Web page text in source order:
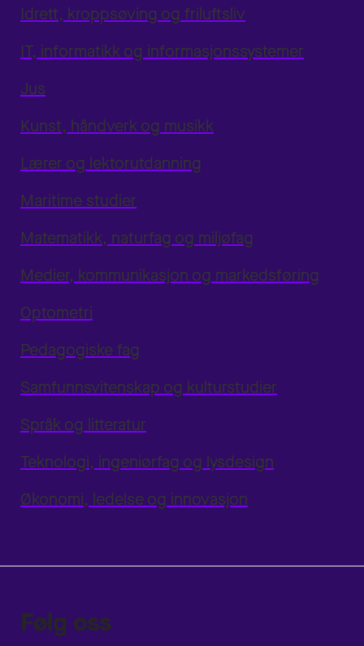
Idrett, kroppsøving og friluftsliv
IT, informatikk og informasjonssystemer
Jus
Kunst, håndverk og musikk
Lærer og lektorutdanning
Maritime studier
Matematikk, naturfag og miljøfag
Medier, kommunikasjon og markedsføring
Optometri
Pedagogiske fag
Samfunnsvitenskap og kulturstudier
Språk og litteratur
Teknologi, ingeniørfag og lysdesign
Økonomi, ledelse og innovasjon
Følg oss